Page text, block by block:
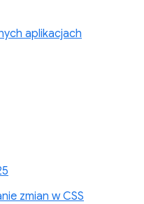
aplikacjach
zmian w CSS